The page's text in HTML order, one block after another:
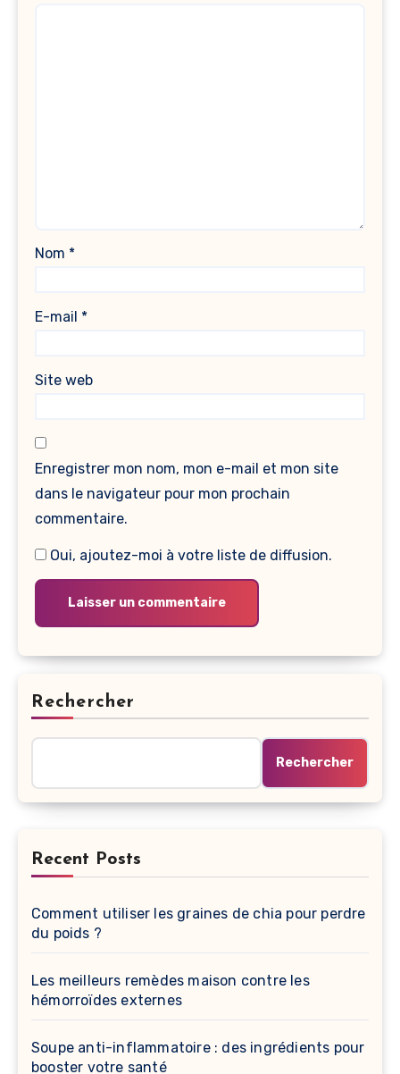
Nom *
E-mail *
Site web
Enregistrer mon nom, mon e-mail et mon site
dans le navigateur pour mon prochain
commentaire.
Oui, ajoutez-moi à votre liste de diffusion.
Rechercher
Rechercher
Recent Posts
Comment utiliser les graines de chia pour perdre
du poids ?
Les meilleurs remèdes maison contre les
hémorroïdes externes
Soupe anti-inflammatoire : des ingrédients pour
booster votre santé